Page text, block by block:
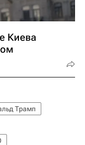
Киева
Трамп